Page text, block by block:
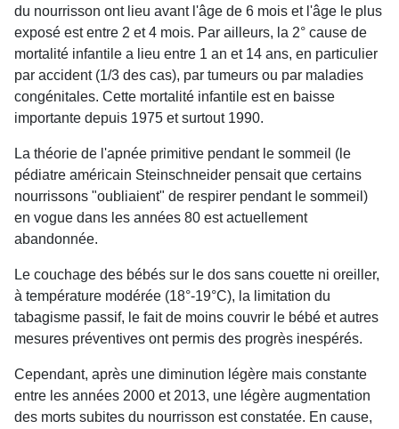
du nourrisson ont lieu avant l'âge de 6 mois et l'âge le plus
exposé est entre 2 et 4 mois. Par ailleurs, la 2° cause de
mortalité infantile a lieu entre 1 an et 14 ans, en particulier
par accident (1/3 des cas), par tumeurs ou par maladies
congénitales. Cette mortalité infantile est en baisse
importante depuis 1975 et surtout 1990.
La théorie de l'apnée primitive pendant le sommeil (le
pédiatre américain Steinschneider pensait que certains
nourrissons "oubliaient" de respirer pendant le sommeil)
en vogue dans les années 80 est actuellement
abandonnée.
Le couchage des bébés sur le dos sans couette ni oreiller,
à température modérée (18°-19°C), la limitation du
tabagisme passif, le fait de moins couvrir le bébé et autres
mesures préventives ont permis des progrès inespérés.
Cependant, après une diminution légère mais constante
entre les années 2000 et 2013, une légère augmentation
des morts subites du nourrisson est constatée. En cause,